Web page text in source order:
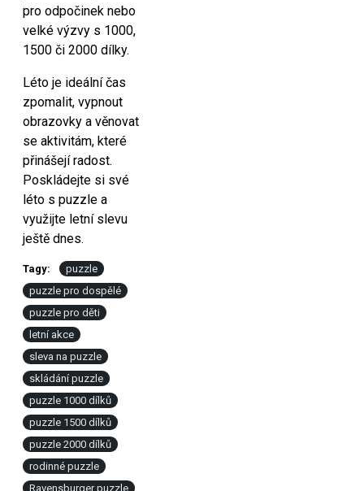
pro odpočinek nebo
velké výzvy s 1000,
1500 či 2000 dílky.
Léto je ideální čas
zpomalit, vypnout
obrazovky a věnovat
se aktivitám, které
přinášejí radost.
Poskládejte si své
léto s puzzle a
využijte letní slevu
ještě dnes.
Tagy:
puzzle
puzzle pro dospělé
puzzle pro děti
letní akce
sleva na puzzle
skládání puzzle
puzzle 1000 dílků
puzzle 1500 dílků
puzzle 2000 dílků
rodinné puzzle
Ravensburger puzzle